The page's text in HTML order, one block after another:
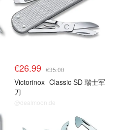
€26.99 €35.00
Victorinox Classic SD 瑞士军
刀
@dealmoon.de